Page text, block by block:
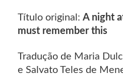
Título original: A night
must remember this
Tradução de Maria
e Salvato Teles de